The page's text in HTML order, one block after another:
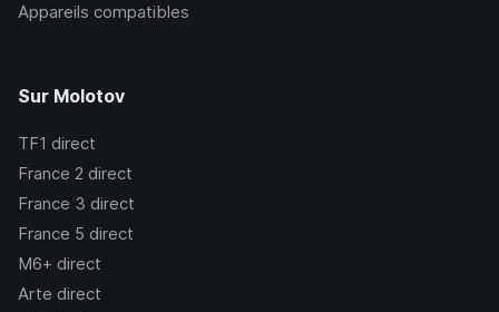
Appareils compatibles
Sur Molotov
TF1 direct
France 2 direct
France 3 direct
France 5 direct
M6+ direct
Arte direct